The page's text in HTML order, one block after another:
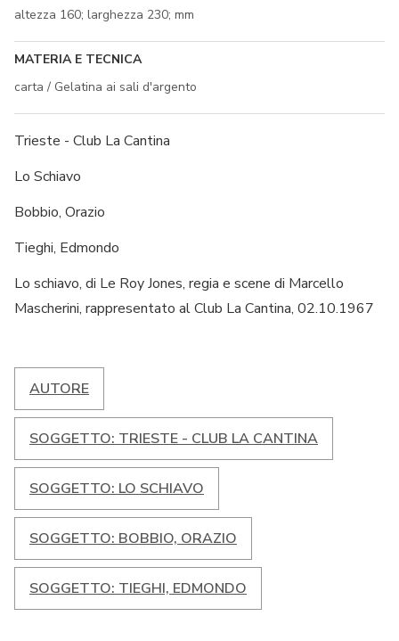
altezza 160; larghezza 230; mm
MATERIA E TECNICA
carta / Gelatina ai sali d'argento
Trieste - Club La Cantina
Lo Schiavo
Bobbio, Orazio
Tieghi, Edmondo
Lo schiavo, di Le Roy Jones, regia e scene di Marcello
Mascherini, rappresentato al Club La Cantina, 02.10.1967
AUTORE
SOGGETTO: TRIESTE - CLUB LA CANTINA
SOGGETTO: LO SCHIAVO
SOGGETTO: BOBBIO, ORAZIO
SOGGETTO: TIEGHI, EDMONDO